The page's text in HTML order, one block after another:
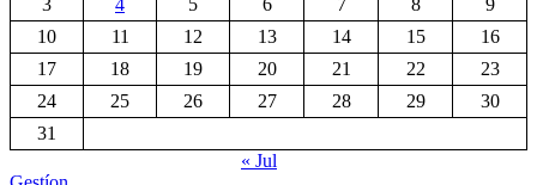
3
4 5 6 7 8
9
10
11 12 13 14 15
16
17
18 19 20 21 22
23
24
25 26 27 28 29
30
31
« Jul